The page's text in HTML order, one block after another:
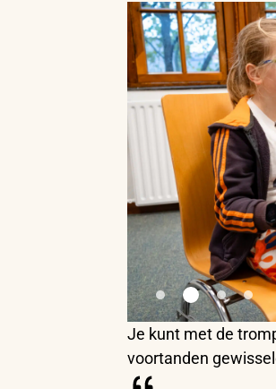
Je kunt met de
voortanden